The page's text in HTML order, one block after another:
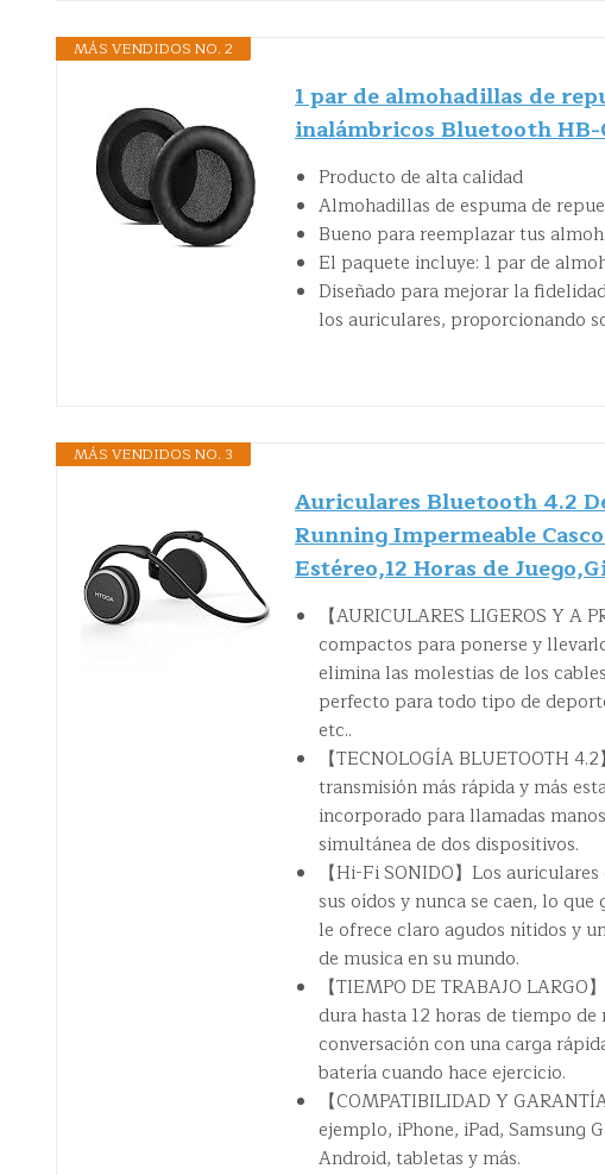
MÁS VENDIDOS NO. 2
1 par de almohadillas de
inalámbricos Bluetooth HB-
Producto de alta calidad
Almohadillas de espuma de
Bueno para reemplazar tus
El paquete incluye: 1 par de
Diseñado para mejorar la
los auriculares, proporcionando
MÁS VENDIDOS NO. 3
Auriculares Bluetooth 4.2
Running Impermeable
Estéreo,12 Horas de
【AURICULARES LIGEROS Y A
compactos para ponerse y
elimina las molestias de los
perfecto para todo tipo de
etc..
【TECNOLOGÍA BLUETOOTH
transmisión más rápida y más
incorporado para llamadas
simultánea de dos dispositivos.
【Hi-Fi SONIDO】Los
sus oídos y nunca se caen, lo
le ofrece claro agudos nítidos y
de musica en su mundo.
【TIEMPO DE TRABAJO
dura hasta 12 horas de tiempo
conversación con una carga
batería cuando hace ejercicio.
【COMPATIBILIDAD Y
ejemplo, iPhone, iPad, Samsung
Android, tabletas y más.